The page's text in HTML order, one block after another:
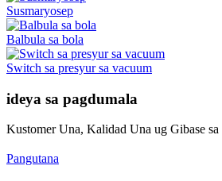
Susmaryosep
Balbula sa bola
Switch sa presyur sa vacuum
ideya sa pagdumala
Kustomer Una, Kalidad Una ug Gibase sa
Pangutana